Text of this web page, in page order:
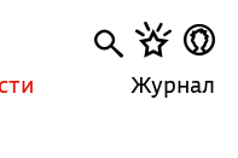
Журнал